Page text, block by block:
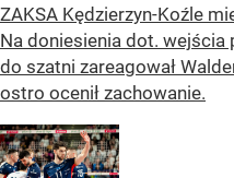
ZAKSA Kędzierzyn-Koźle
Na doniesienia dot. wejścia
do szatni zareagował
ostro ocenił zachowanie.